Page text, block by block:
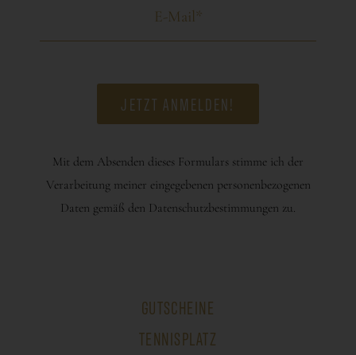
Mit dem Absenden dieses Formulars stimme ich der
Verarbeitung meiner eingegebenen personenbezogenen
Daten gemäß den Datenschutzbestimmungen zu.
GUTSCHEINE
TENNISPLATZ